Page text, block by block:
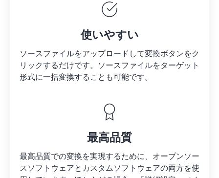
使いやすい
ソースファイルをアップロードして変換ボタンをク
リックするだけです。 ソースファイルをターゲット
形式に一括変換することも可能です。
最高品質
最高品質での変換を実現するために、オープンソー
スソフトウェアとカスタムソフトウェアの両方を使